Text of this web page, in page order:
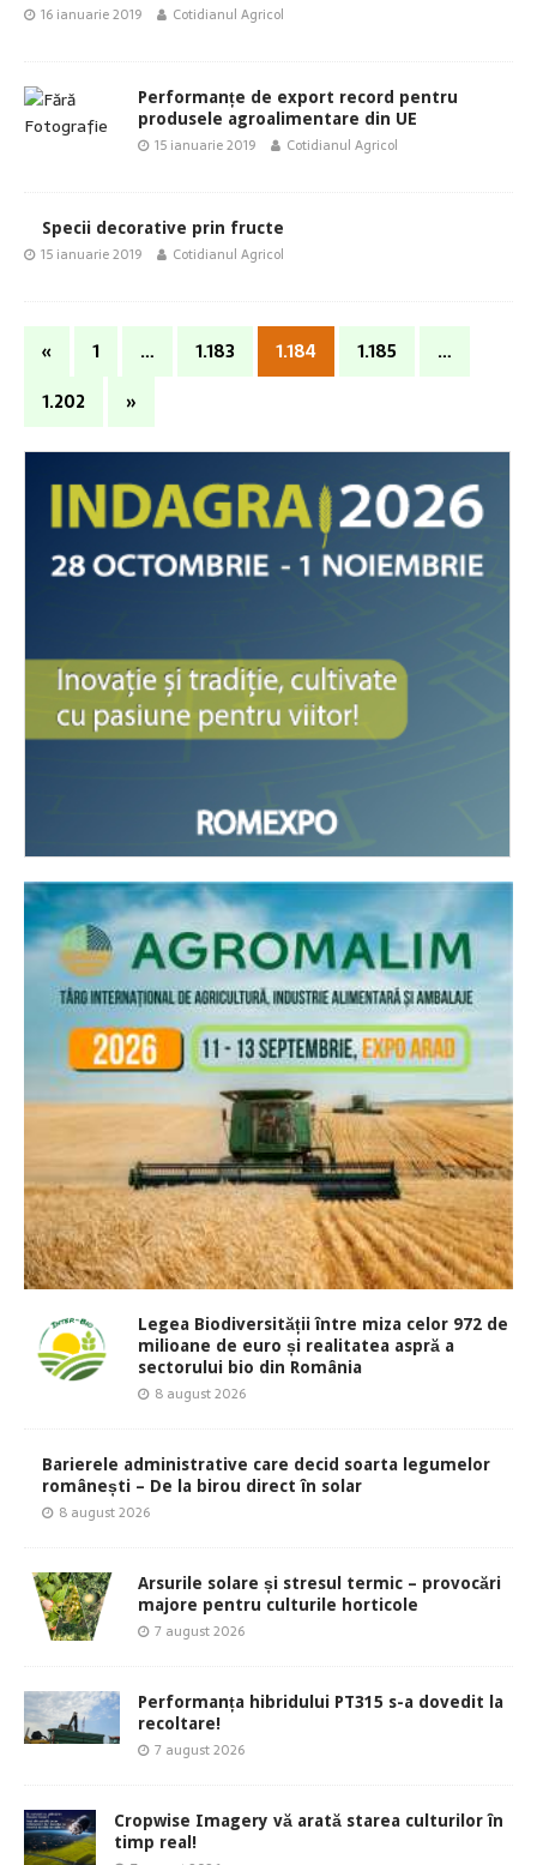
16 ianuarie 2019 Cotidianul Agricol
Performanțe de export record pentru
produsele agroalimentare din UE
15 ianuarie 2019 Cotidianul Agricol
Specii decorative prin fructe
15 ianuarie 2019 Cotidianul Agricol
« 1 … 1.183 1.184 1.185
…
1.202
»
Legea Biodiversității între miza celor 972 de
milioane de euro și realitatea aspră a
sectorului bio din România
8 august 2026
Barierele administrative care decid soarta legumelor
românești – De la birou direct în solar
8 august 2026
Arsurile solare și stresul termic – provocări
majore pentru culturile horticole
7 august 2026
Performanța hibridului PT315 s-a dovedit la
recoltare!
7 august 2026
Cropwise Imagery vă arată starea culturilor în
timp real!